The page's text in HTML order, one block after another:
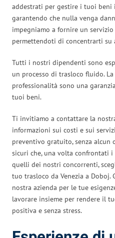
addestrati per gestire i tuoi beni
garantendo che nulla venga
impegniamo a fornire un
permettendoti di concentrarti
Tutti i nostri dipendenti sono
un processo di trasloco fluido.
professionalità sono una
tuoi beni.
Ti invitiamo a contattare la
informazioni sui costi e sui
preventivo gratuito, senza alcun
sicuri che, una volta confrontati
quelli dei nostri concorrenti,
tuo trasloco da Venezia a Doboj.
nostra azienda per le tue
lavorare insieme per rendere il
positiva e senza stress.